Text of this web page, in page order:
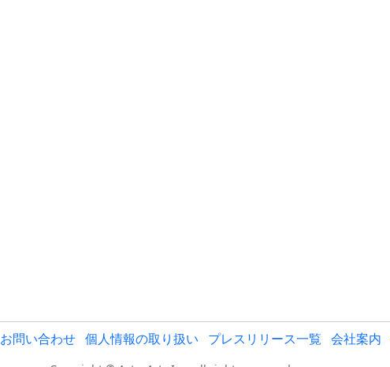
お問い合わせ 個人情報の取り扱い プレスリリース一覧 会社案内